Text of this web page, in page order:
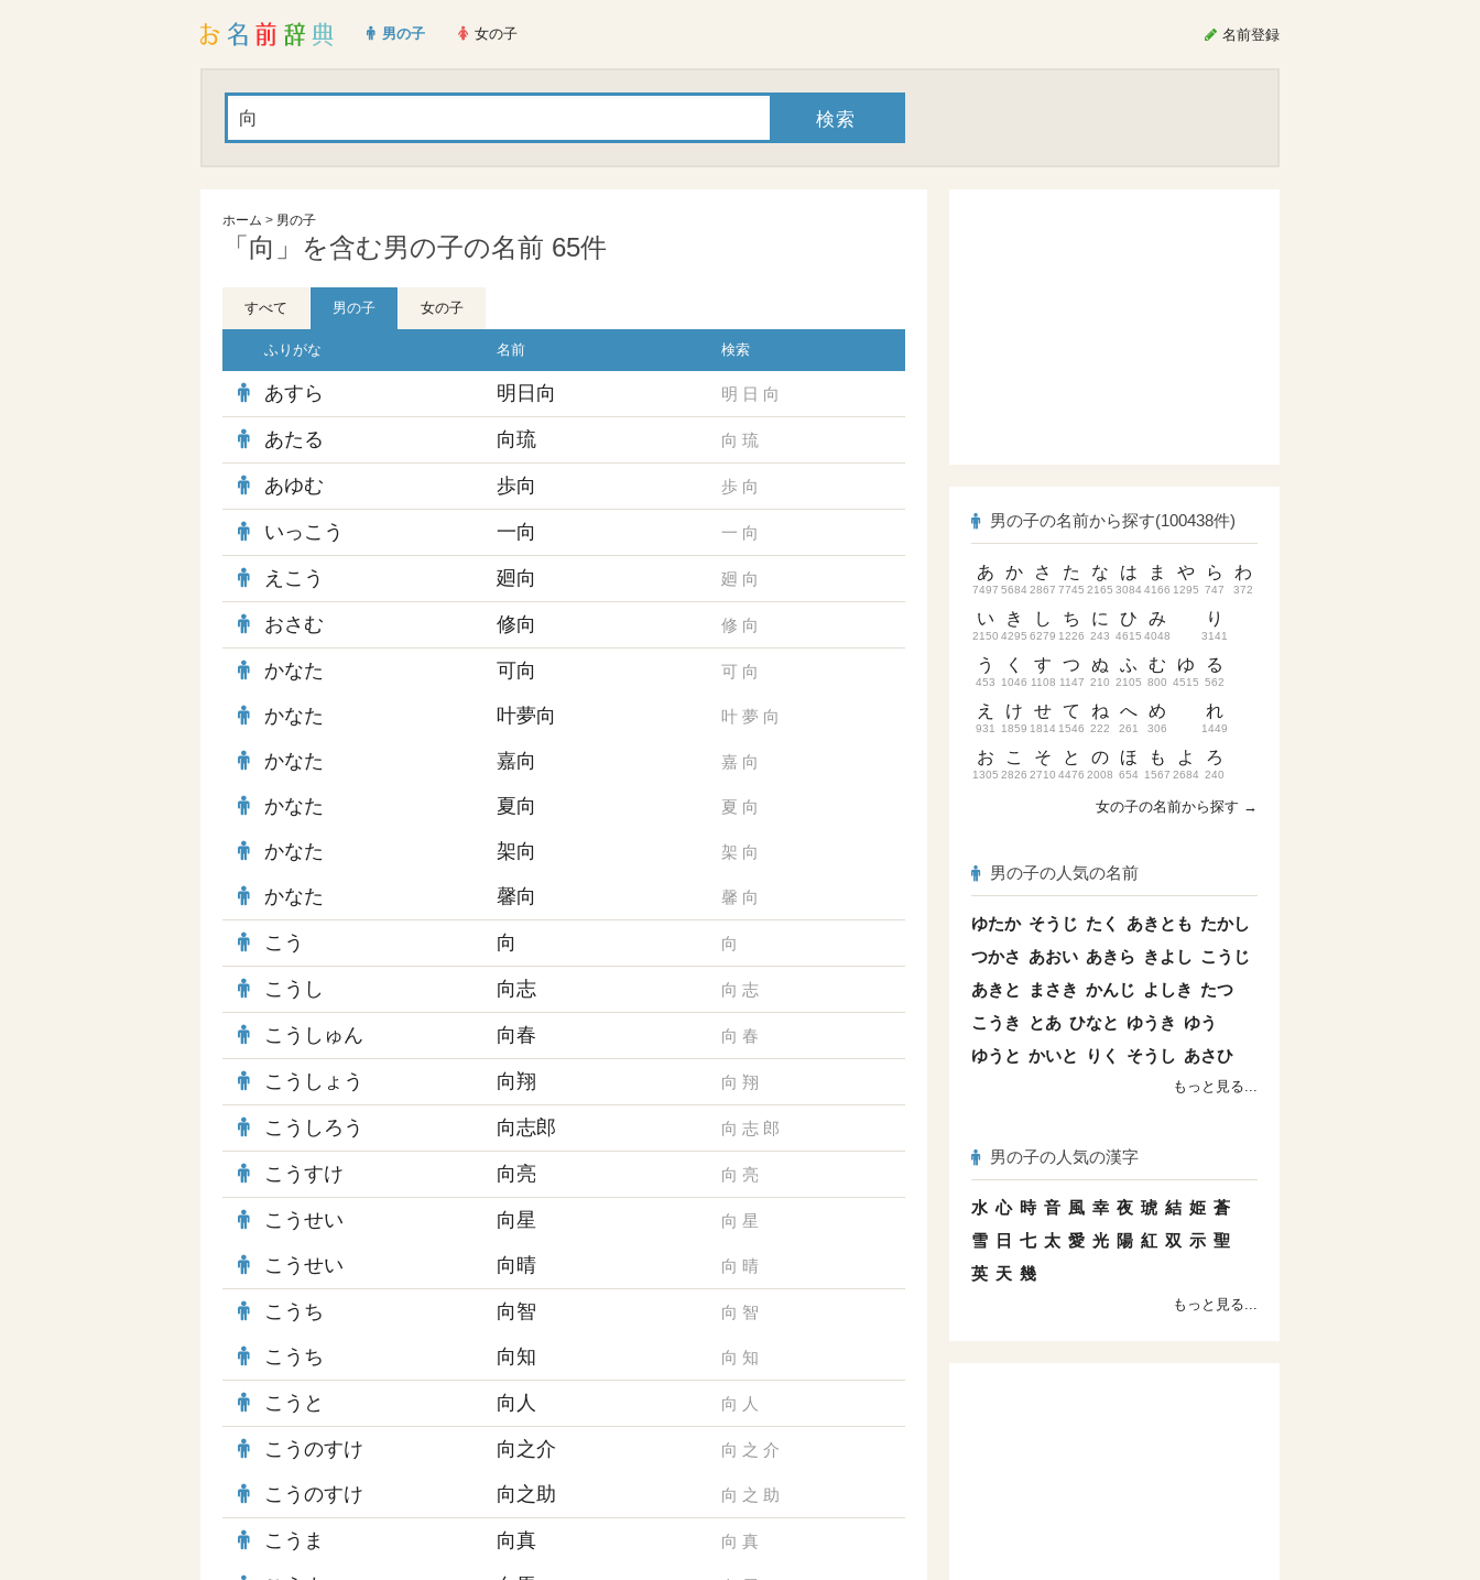
男の子 女の子 名前登録
ホーム > 男の子
「向」を含む男の子の名前 65件
すべて 男の子 女の子
ふりがな 名前 検索
あすら 明日向 明 日 向
あたる 向琉 向 琉
あゆむ 歩向 歩 向
いっこう 一向 一 向
えこう 廻向 廻 向
おさむ 修向 修 向
かなた 可向 可 向
かなた 叶夢向 叶 夢 向
かなた 嘉向 嘉 向
かなた 夏向 夏 向
かなた 架向 架 向
かなた 馨向 馨 向
こう 向 向
こうし 向志 向 志
こうしゅん 向春 向 春
こうしょう 向翔 向 翔
こうしろう 向志郎 向 志 郎
こうすけ 向亮 向 亮
こうせい 向星 向 星
こうせい 向晴 向 晴
こうち 向智 向 智
こうち 向知 向 知
こうと 向人 向 人
こうのすけ 向之介 向 之 介
こうのすけ 向之助 向 之 助
こうま 向真 向 真
男の子の名前から探す(100438件)
あ
7497
い
2150
う
453
え
931
お
1305
か
5684
き
4295
く
1046
け
1859
こ
2826
さ
2867
し
6279
す
1108
せ
1814
そ
2710
た
7745
ち
1226
つ
1147
て
1546
と
4476
な
2165
に
243
ぬ
210
ね
222
の
2008
は
3084
ひ
4615
ふ
2105
へ
261
ほ
654
ま
4166
み
4048
む
800
め
306
も
1567
や
1295
ゆ
4515
よ
2684
ら
747
り
3141
る
562
れ
1449
ろ
240
わ
372
女の子の名前から探す →
男の子の人気の名前
ゆたか そうじ たく あきとも たかし
つかさ あおい あきら きよし こうじ
あきと
まさき かんじ よしき たつ
こうき
とあ ひなと ゆうき ゆう
ゆうと かいと りく そうし あさひ
もっと見る...
男の子の人気の漢字
水 心 時 音 風 幸 夜 琥 結 姫 蒼
雪
日 七 太 愛 光 陽 紅 双 示 聖
英 天 幾
もっと見る...